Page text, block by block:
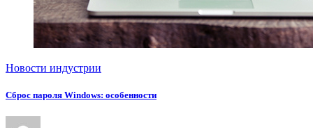
Новости индустрии
Сброс пароля Windows: особенности